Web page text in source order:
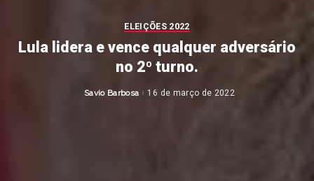
ELEIÇÕES 2022
Lula lidera e vence qualquer adversário
no 2º turno.
Posted
Savio Barbosa 16 de março de 2022